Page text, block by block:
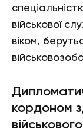
військової
віком,
кордоном